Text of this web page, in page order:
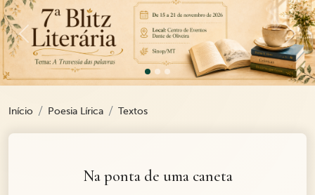
Previous
Início Poesia Lírica Textos
Na ponta de uma caneta